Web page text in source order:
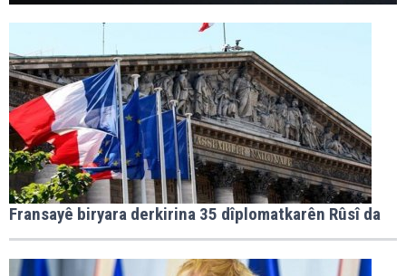
Fransayê biryara derkirina 35 dîplomatkarên Rûsî da